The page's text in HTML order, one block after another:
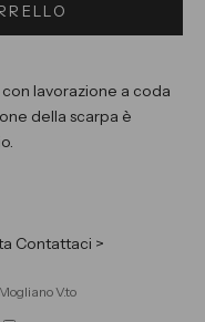
lavorazione a coda
della scarpa è
Contattaci >
V.to